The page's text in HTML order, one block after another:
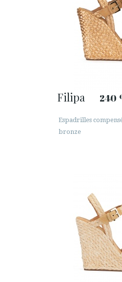
Filipa 240
Espadrilles
bronze